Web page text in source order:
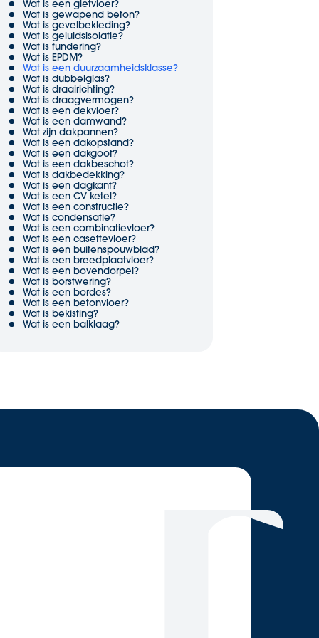
Wat is een gietvloer?
Wat is gewapend beton?
Wat is gevelbekleding?
Wat is geluidsisolatie?
Wat is fundering?
Wat is EPDM?
Wat is een duurzaamheidsklasse?
Wat is dubbelglas?
Wat is draairichting?
Wat is draagvermogen?
Wat is een dekvloer?
Wat is een damwand?
Wat zijn dakpannen?
Wat is een dakopstand?
Wat is een dakgoot?
Wat is een dakbeschot?
Wat is dakbedekking?
Wat is een dagkant?
Wat is een CV ketel?
Wat is een constructie?
Wat is condensatie?
Wat is een combinatievloer?
Wat is een casettevloer?
Wat is een buitenspouwblad?
Wat is een breedplaatvloer?
Wat is een bovendorpel?
Wat is borstwering?
Wat is een bordes?
Wat is een betonvloer?
Wat is bekisting?
Wat is een balklaag?